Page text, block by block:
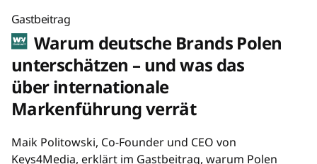
Gastbeitrag
Warum deutsche Brands Polen
unterschätzen – und was das
über internationale
Markenführung verrät
Maik Politowski, Co-Founder und CEO von
Keys4Media, erklärt im Gastbeitrag, warum Polen